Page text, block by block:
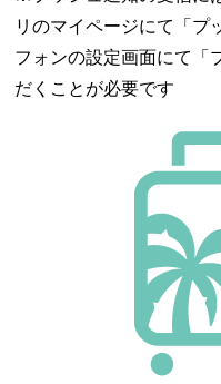
リのマイページにて「プ
フォンの設定画面にて「
だくことが必要です